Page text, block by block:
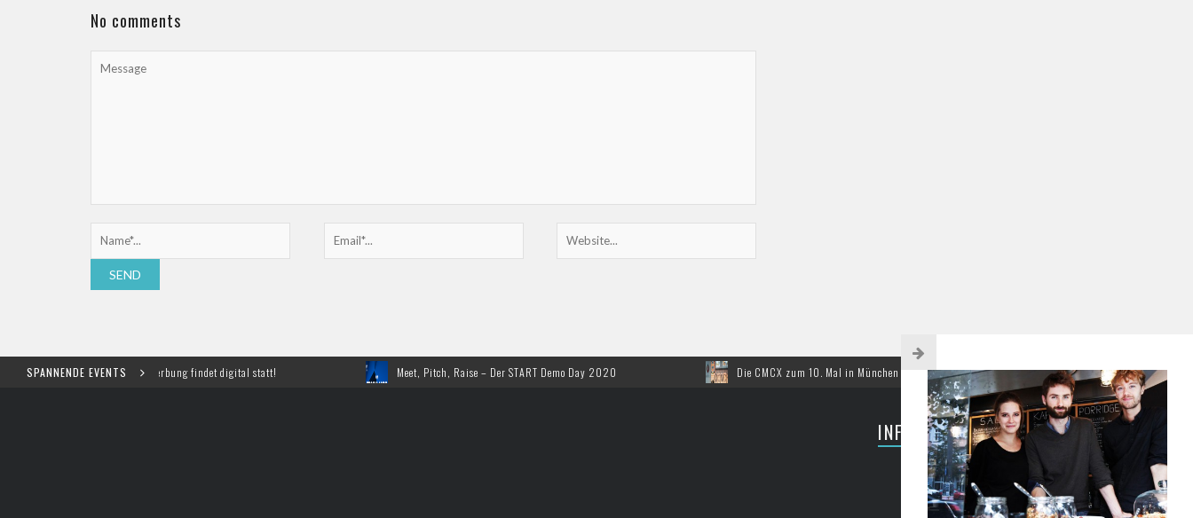
No comments
SPANNENDE EVENTS
für Marketing und Werbung findet digital statt! Meet, Pitch, Raise – Der START Demo Day 2020 Die CMCX zum 10. Mal in München – Europas größtes Content-Marketing Event geht in die nächste Runde
INFORMATIONEN
Partner